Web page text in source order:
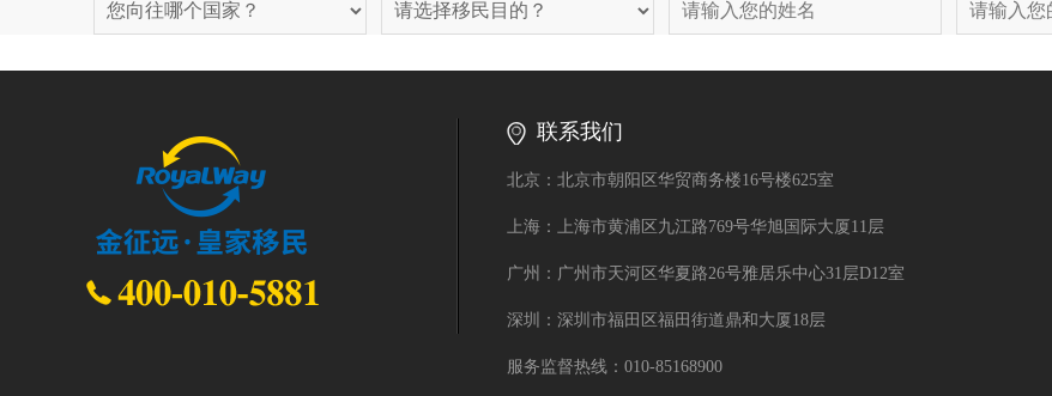
联系我们
北京：北京市朝阳区华贸商务楼16号楼625室
上海：上海市黄浦区九江路769号华旭国际大厦11层
广州：广州市天河区华夏路26号雅居乐中心31层D12室
深圳：深圳市福田区福田街道鼎和大厦18层
服务监督热线：010-85168900